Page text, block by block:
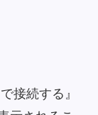
接続する』